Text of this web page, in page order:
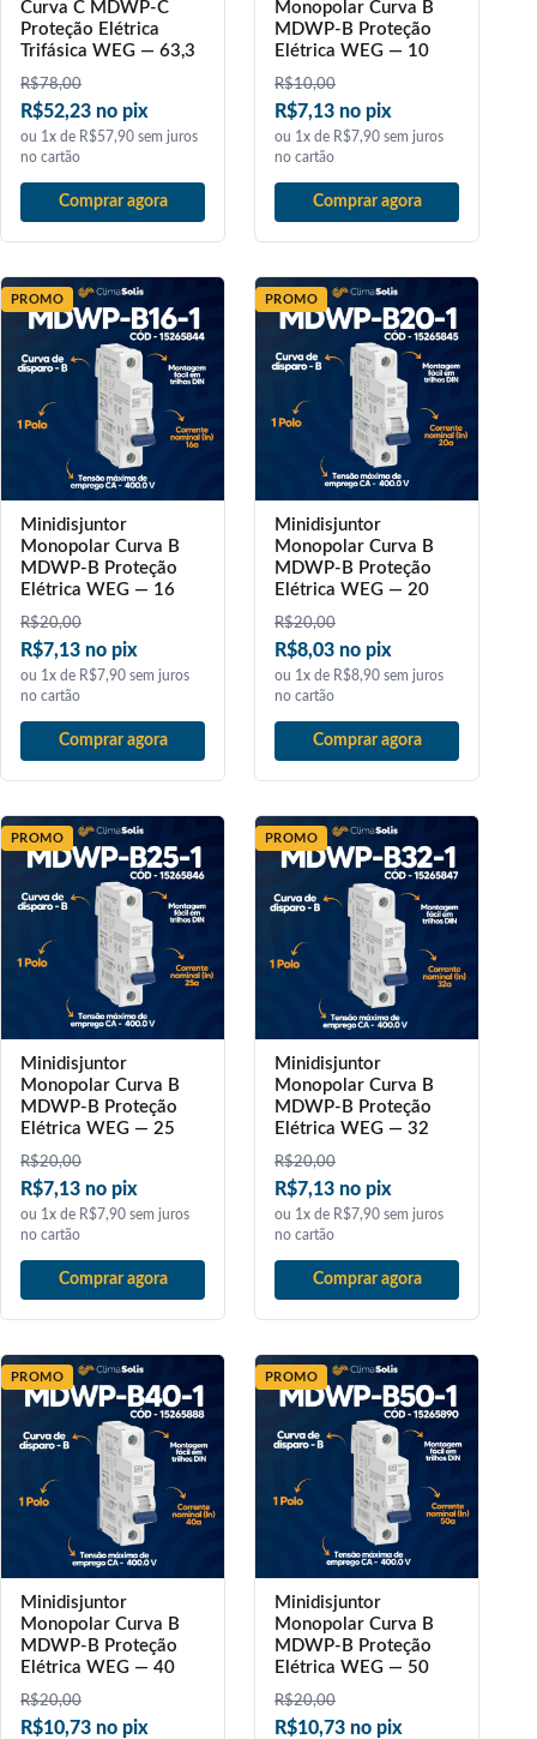
Curva C MDWP-C
Proteção Elétrica
Trifásica WEG — 63,3
R$78,00
R$52,23 no pix
ou 1x de R$57,90 sem juros
no cartão
Comprar agora
Monopolar Curva B
MDWP-B Proteção
Elétrica WEG — 10
R$10,00
R$7,13 no pix
ou 1x de R$7,90 sem juros
no cartão
Comprar agora
PROMO
Minidisjuntor
Monopolar Curva B
MDWP-B Proteção
Elétrica WEG — 16
R$20,00
R$7,13 no pix
ou 1x de R$7,90 sem juros
no cartão
Comprar agora
PROMO
Minidisjuntor
Monopolar Curva B
MDWP-B Proteção
Elétrica WEG — 20
R$20,00
R$8,03 no pix
ou 1x de R$8,90 sem juros
no cartão
Comprar agora
PROMO
Minidisjuntor
Monopolar Curva B
MDWP-B Proteção
Elétrica WEG — 25
R$20,00
R$7,13 no pix
ou 1x de R$7,90 sem juros
no cartão
Comprar agora
PROMO
Minidisjuntor
Monopolar Curva B
MDWP-B Proteção
Elétrica WEG — 32
R$20,00
R$7,13 no pix
ou 1x de R$7,90 sem juros
no cartão
Comprar agora
PROMO
Minidisjuntor
Monopolar Curva B
MDWP-B Proteção
Elétrica WEG — 40
R$20,00
R$10,73 no pix
PROMO
Minidisjuntor
Monopolar Curva B
MDWP-B Proteção
Elétrica WEG — 50
R$20,00
R$10,73 no pix